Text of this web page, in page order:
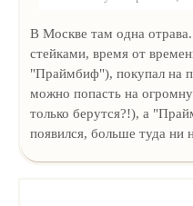
В Москве там одна
стейками, время от
"Праймбиф"), покупал на
можно попасть на
только берутся?!), а
появился, больше туда ни